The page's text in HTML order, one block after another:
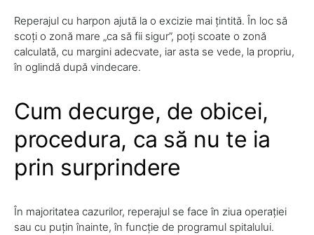
Reperajul cu harpon ajută la o excizie mai țintită. În loc să
scoți o zonă mare „ca să fii sigur”, poți scoate o zonă
calculată, cu margini adecvate, iar asta se vede, la propriu,
în oglindă după vindecare.
Cum decurge, de obicei,
procedura, ca să nu te ia
prin surprindere
În majoritatea cazurilor, reperajul se face în ziua operației
sau cu puțin înainte, în funcție de programul spitalului.